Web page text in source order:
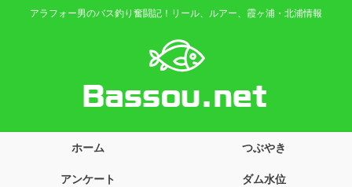
アラフォー男のバス釣り奮闘記！リール、ルアー、霞ヶ浦・北浦情報
ホーム つぶやき
アンケート ダム水位